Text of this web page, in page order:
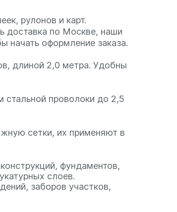
рулонов и карт.
доставка по Москве, наши
начать оформление заказа.
длиной 2,0 метра. Удобны
стальной проволоки до 2,5
сетки, их применяют в
фундаментов,
слоев.
заборов участков,